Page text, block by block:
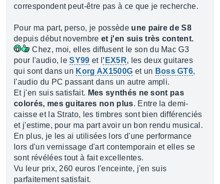
correspondent peut-être pas à ce que je recherche.
Pour ma part, perso, je possède une paire de S8
depuis début novembreet j'en suis très content.
Chez, moi, elles diffusent le son du Mac G3
pour l'audio, leSY99 et l'EX5R, les deux guitares
qui sont dans un Korg AX1500G et un Boss GT6,
l'audio du PC passant dans un autre ampli.
Et j'en suis satisfait. Mes synthés ne sont pas
colorés, mes guitares non plus. Entre la demi-
caisse et la Strato, les timbres sont bien différenciés
et j'estime, pour ma part avoir un bon rendu musical.
En plus, je les ai utilisées lors d'une performance
lors d'un vernissage d'art contemporain et elles se
sont révélées tout à fait excellentes.
Vu leur prix, 260 euros l'enceinte, j'en suis
parfaitement satisfait.